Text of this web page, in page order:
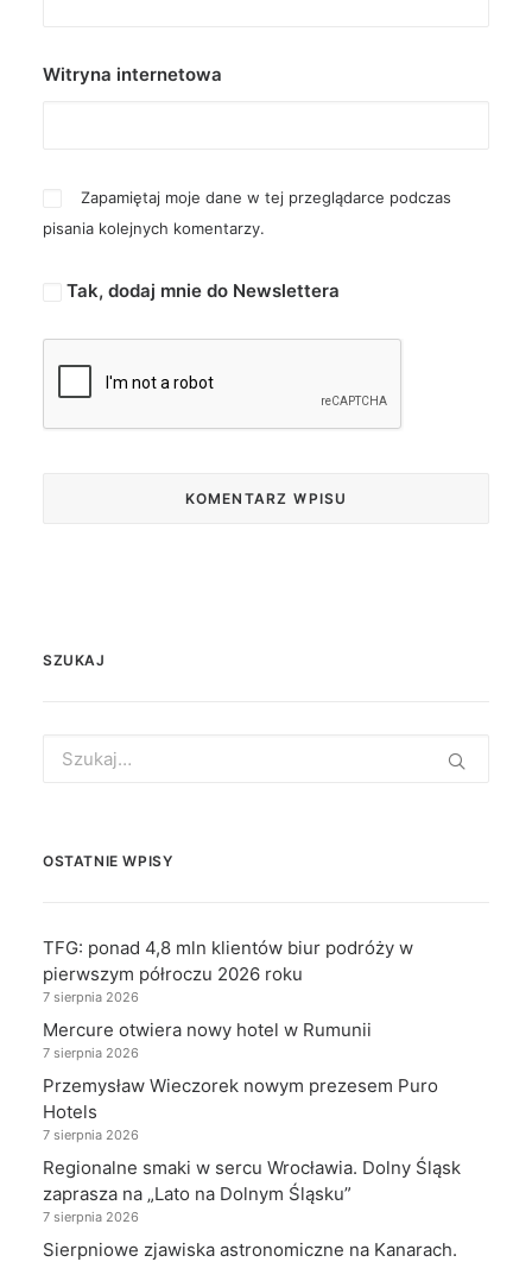
Witryna internetowa
Zapamiętaj moje dane w tej przeglądarce podczas
pisania kolejnych komentarzy.
Tak, dodaj mnie do Newslettera
SZUKAJ
for:
OSTATNIE WPISY
TFG: ponad 4,8 mln klientów biur podróży w
pierwszym półroczu 2026 roku
7 sierpnia 2026
Mercure otwiera nowy hotel w Rumunii
7 sierpnia 2026
Przemysław Wieczorek nowym prezesem Puro
Hotels
7 sierpnia 2026
Regionalne smaki w sercu Wrocławia. Dolny Śląsk
zaprasza na „Lato na Dolnym Śląsku”
7 sierpnia 2026
Sierpniowe zjawiska astronomiczne na Kanarach.